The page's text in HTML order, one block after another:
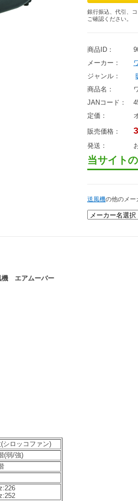
銀行振込、代引、
ご確認ください。
商品ID：
メーカー：
ジャンル：
商品名：
JANコード：
定価：
販売価格：
発送：
当サイト
送風機の他のメー
エアムーバー
シロッコファン)
(弱/強)